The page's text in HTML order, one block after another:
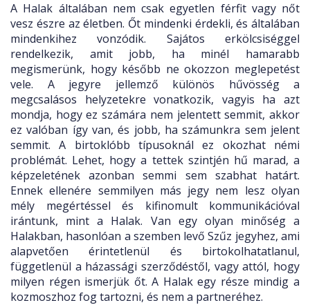
A Halak általában nem csak egyetlen férfit vagy nőt
vesz észre az életben. Őt mindenki érdekli, és általában
mindenkihez vonzódik. Sajátos erkölcsiséggel
rendelkezik, amit jobb, ha minél hamarabb
megismerünk, hogy később ne okozzon meglepetést
vele. A jegyre jellemző különös hűvösség a
megcsalásos helyzetekre vonatkozik, vagyis ha azt
mondja, hogy ez számára nem jelentett semmit, akkor
ez valóban így van, és jobb, ha számunkra sem jelent
semmit. A birtoklóbb típusoknál ez okozhat némi
problémát. Lehet, hogy a tettek szintjén hű marad, a
képzeletének azonban semmi sem szabhat határt.
Ennek ellenére semmilyen más jegy nem lesz olyan
mély megértéssel és kifinomult kommunikációval
irántunk, mint a Halak. Van egy olyan minőség a
Halakban, hasonlóan a szemben levő Szűz jegyhez, ami
alapvetően érintetlenül és birtokolhatatlanul,
függetlenül a házassági szerződéstől, vagy attól, hogy
milyen régen ismerjük őt. A Halak egy része mindig a
kozmoszhoz fog tartozni, és nem a partneréhez.